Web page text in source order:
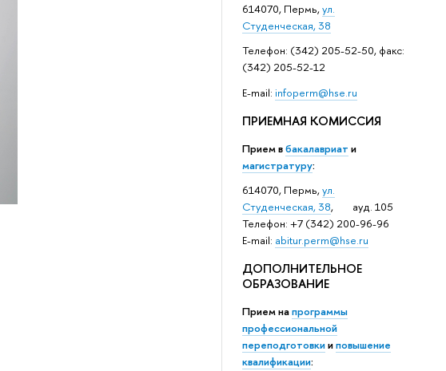
614070, Пермь,ул.
Студенческая, 38
Телефон: (342) 205-52-50, факс:
(342) 205-52-12
Е-mail: infoperm@hse.ru
ПРИЕМНАЯ КОМИССИЯ
Прием вбакалавриат и
магистратуру:
614070, Пермь,ул.
Студенческая, 38, ауд. 105
Телефон: +7 (342) 200-96-96
E-mail: abitur.perm@hse.ru
ДОПОЛНИТЕЛЬНОЕ
ОБРАЗОВАНИЕ
Прием напрограммы
профессиональной
переподготовкииповышение
квалификации: